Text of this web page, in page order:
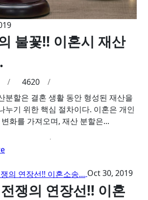
불꽃!! 이혼시 재산
/ 4620
/
분할은 결혼 생활 동안 형성된 재산을
누기 위한 핵심 절차이다. 이혼은 개인
화를 가져오며, 재산 분할은...
Oct 30, 2019
쟁의 연장선!! 이혼